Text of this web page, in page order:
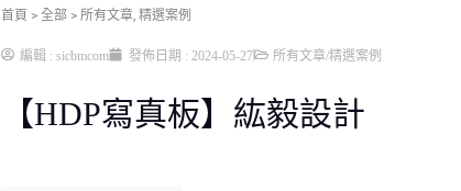
首頁 > 全部 > 所有文章, 精選案例
編輯 : sicbmcom 發佈日期 : 2024-05-27 所有文章/精選案例
【HDP寫真板】紘毅設計